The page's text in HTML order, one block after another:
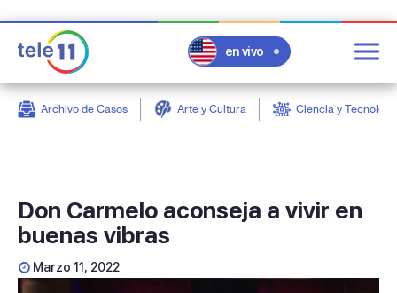
en vivo
Archivo de Casos Arte y Cultura Ciencia y
Don Carmelo aconseja a vivir en
buenas vibras
Marzo 11, 2022
post